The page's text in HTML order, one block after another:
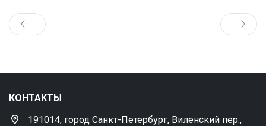
КОНТАКТЫ
191014, город Санкт-Петербург, Виленский пер.,